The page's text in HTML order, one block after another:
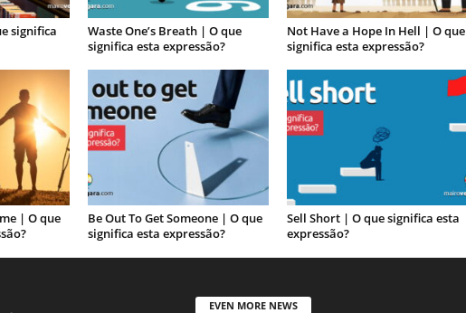
significa
Waste One’s Breath | O que
significa esta expressão?
Not Have a Hope In Hell | O que
significa esta expressão?
| O que
Be Out To Get Someone | O que
significa esta expressão?
Sell Short | O que significa esta
expressão?
EVEN MORE NEWS